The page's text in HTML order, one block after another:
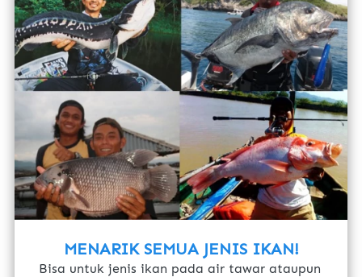
MENARIK SEMUA JENIS IKAN!
Bisa untuk jenis ikan pada air tawar ataupun